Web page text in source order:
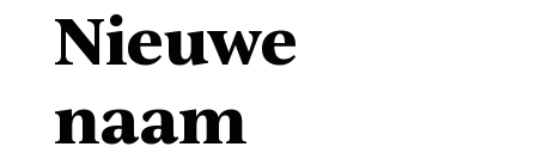
Nieuwe
naam